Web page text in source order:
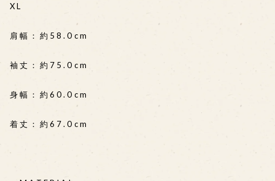
XL
肩幅：約58.0cm
袖丈：約75.0cm
身幅：約60.0cm
着丈：約67.0cm